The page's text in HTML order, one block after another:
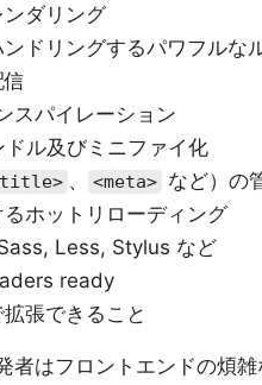
ダリング
ドリングするパワフルな
スパイレーション
ル及びミニファイ化
、 <meta> など）の
ホットリローディング
Less, Stylus など
ready
張できること
者はフロントエンドの煩